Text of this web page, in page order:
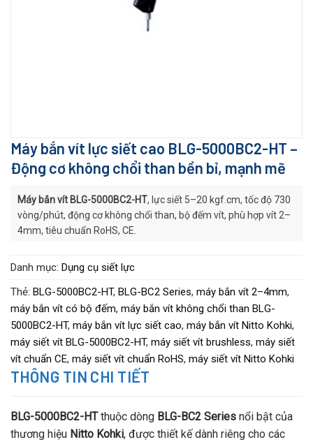
Máy bắn vít lực siết cao BLG-5000BC2-HT –
Động cơ không chổi than bền bỉ, mạnh mẽ
Máy bắn vít BLG-5000BC2-HT, lực siết 5–20 kgf.cm, tốc độ 730
vòng/phút, động cơ không chổi than, bộ đếm vít, phù hợp vít 2–
4mm, tiêu chuẩn RoHS, CE.
Danh mục: Dụng cụ siết lực
Thẻ: BLG-5000BC2-HT, BLG-BC2 Series, máy bắn vít 2–4mm,
máy bắn vít có bộ đếm, máy bắn vít không chổi than BLG-
5000BC2-HT, máy bắn vít lực siết cao, máy bắn vít Nitto Kohki,
máy siết vít BLG-5000BC2-HT, máy siết vít brushless, máy siết
vít chuẩn CE, máy siết vít chuẩn RoHS, máy siết vít Nitto Kohki
THÔNG TIN CHI TIẾT
BLG-5000BC2-HTthuộc dòng BLG-BC2 Series nổi bật của
thương hiệu Nitto Kohki, được thiết kế dành riêng cho các